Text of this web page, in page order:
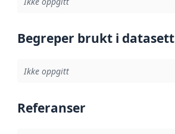
Begreper brukt i datasett
Ikke oppgitt
Referanser